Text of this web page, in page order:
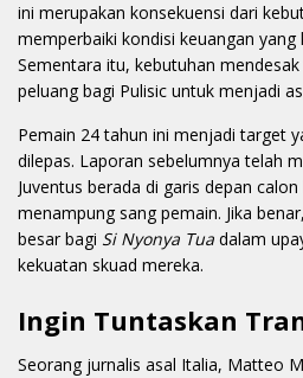
ini merupakan konsekuensi dari
memperbaiki kondisi keuangan
Sementara itu, kebutuhan
peluang bagi Pulisic untuk menjadi
Pemain 24 tahun ini menjadi target
dilepas. Laporan sebelumnya telah
Juventus berada di garis depan
menampung sang pemain. Jika
besar bagi Si Nyonya Tua dalam
kekuatan skuad mereka.
Ingin Tuntaskan
Seorang jurnalis asal Italia, Matteo